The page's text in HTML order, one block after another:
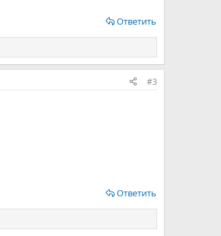
Ответить
#3
Ответить